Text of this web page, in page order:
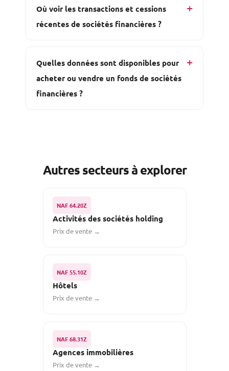
Où voir les transactions et cessions
récentes de sociétés financières ?
Quelles données sont disponibles pour
acheter ou vendre un fonds de sociétés
financières ?
Autres secteurs à explorer
NAF 64.20Z
Activités des sociétés holding
Prix de vente →
NAF 55.10Z
Hôtels
Prix de vente →
NAF 68.31Z
Agences immobilières
Prix de vente →